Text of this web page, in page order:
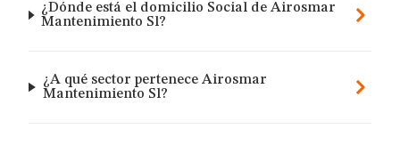
¿Dónde está el domicilio Social de Airosmar
Mantenimiento Sl?
¿A qué sector pertenece Airosmar
Mantenimiento Sl?